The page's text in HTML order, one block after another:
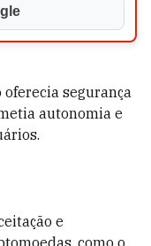
segurança
autonomia e
e
como o